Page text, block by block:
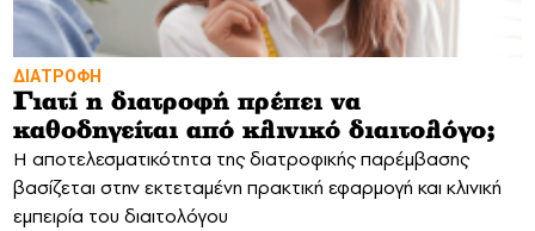
ΔΙΑΤΡΟΦΗ
Γιατί η διατροφή πρέπει να
καθοδηγείται από κλινικό διαιτολόγο;
Η αποτελεσματικότητα της διατροφικής παρέμβασης
βασίζεται στην εκτεταμένη πρακτική εφαρμογή και κλινική
εμπειρία του διαιτολόγου